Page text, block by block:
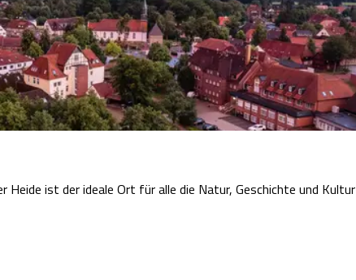
Heide ist der ideale Ort für alle die Natur, Geschichte und Kultur